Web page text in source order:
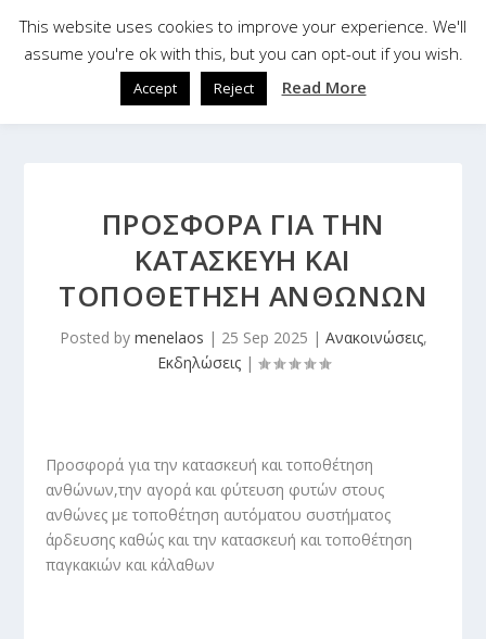
ΠΡΟΣΦΟΡΆ ΓΙΑ ΤΗΝ
ΚΑΤΑΣΚΕΥΉ ΚΑΙ
ΤΟΠΟΘΈΤΗΣΗ ΑΝΘΏΝΩΝ
Posted by menelaos | 25 Sep 2025 | Ανακοινώσεις,
Εκδηλώσεις|
Προσφορά για την κατασκευή και τοποθέτηση
ανθώνων,την αγορά και φύτευση φυτών στους
ανθώνες με τοποθέτηση αυτόματου συστήματος
άρδευσης καθώς και την κατασκευή και τοποθέτηση
παγκακιών και κάλαθων
This website uses cookies to improve your experience. We'll
assume you're ok with this, but you can opt-out if you wish.
Accept Reject Read More